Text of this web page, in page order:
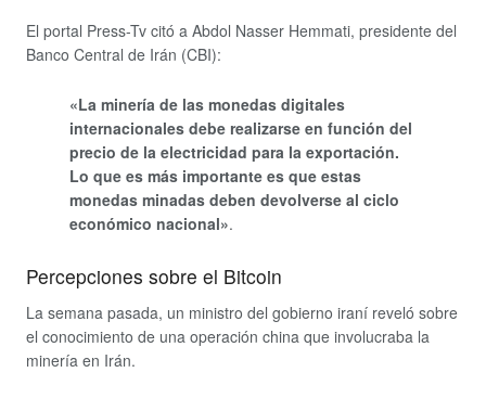
El portal Press-Tv citó a Abdol Nasser Hemmati, presidente del
Banco Central de Irán (CBI):
«La minería de las monedas digitales
internacionales debe realizarse en función del
precio de la electricidad para la exportación.
Lo que es más importante es que estas
monedas minadas deben devolverse al ciclo
económico nacional».
Percepciones sobre el Bitcoin
La semana pasada, un ministro del gobierno iraní reveló sobre
el conocimiento de una operación china que involucraba la
minería en Irán.